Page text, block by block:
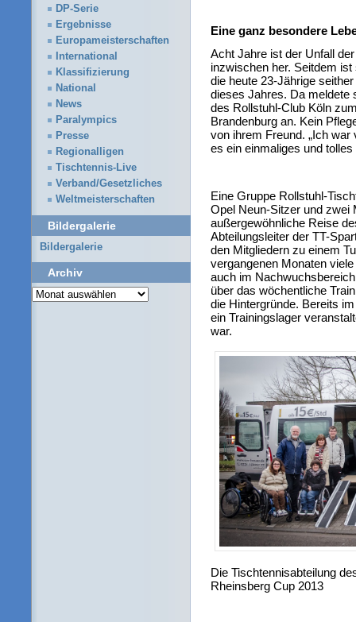
Eine ganz besondere
Acht Jahre ist der Unfall
inzwischen her. Seitdem
die heute 23-Jährige
dieses Jahres. Da meldete
des Rollstuhl-Club Köln
Brandenburg an. Kein
von ihrem Freund. „Ich
es ein einmaliges und
Eine Gruppe Rollstuhl-
Opel Neun-Sitzer und zwei
außergewöhnliche Reise
Abteilungsleiter der TT-
den Mitgliedern zu einem
vergangenen Monaten
auch im
über das wöchentliche
die Hintergründe. Bereits
ein Trainingslager
war.
Die Tischtennisabteilung
Rheinsberg Cup 2013
DP-Serie
Ergebnisse
Europameisterschaften
International
Klassifizierung
National
News
Paralympics
Presse
Regionalligen
Tischtennis-Live
Verband/Gesetzliches
Weltmeisterschaften
Bildergalerie
Bildergalerie
Archiv
Archiv